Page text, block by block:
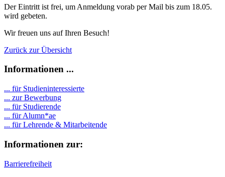
Der Eintritt ist frei, um Anmeldung vorab per Mail bis zum 18.05.
wird gebeten.
Wir freuen uns auf Ihren Besuch!
Zurück zur Übersicht
Informationen ...
... für Studieninteressierte
... zur Bewerbung
... für Studierende
... für Alumn*ae
... für Lehrende & Mitarbeitende
Informationen zur:
Barrierefreiheit